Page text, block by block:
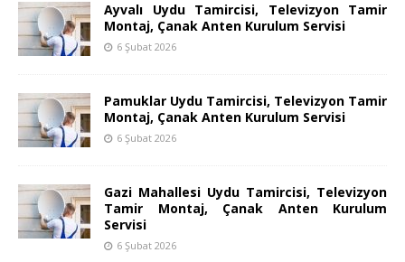
Ayvalı Uydu Tamircisi, Televizyon Tamir
Montaj, Çanak Anten Kurulum Servisi
6 Şubat 2026
Pamuklar Uydu Tamircisi, Televizyon Tamir
Montaj, Çanak Anten Kurulum Servisi
6 Şubat 2026
Gazi Mahallesi Uydu Tamircisi, Televizyon
Tamir Montaj, Çanak Anten Kurulum
Servisi
6 Şubat 2026